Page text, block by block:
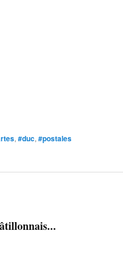
, #duc, #postales